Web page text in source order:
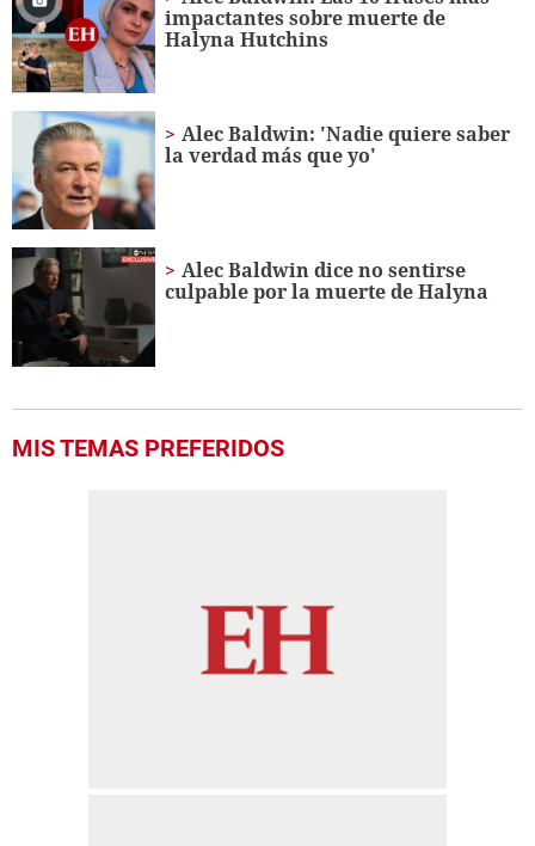
minute,
4
seconds
impactantes sobre muerte de
Halyna Hutchins
Alec Baldwin: 'Nadie quiere saber
la verdad más que yo'
Alec Baldwin dice no sentirse
culpable por la muerte de Halyna
MIS TEMAS PREFERIDOS